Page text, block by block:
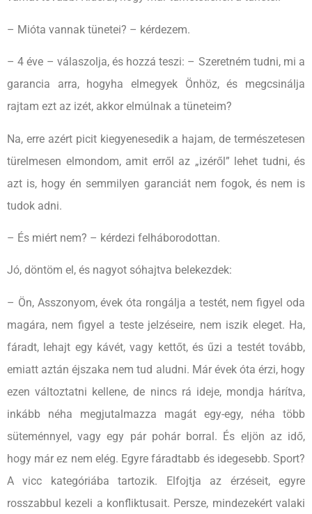
– Mióta vannak tünetei? – kérdezem.
– 4 éve – válaszolja, és hozzá teszi: – Szeretném tudni, mi a
garancia arra, hogyha elmegyek Önhöz, és megcsinálja
rajtam ezt az izét, akkor elmúlnak a tüneteim?
Na, erre azért picit kiegyenesedik a hajam, de természetesen
türelmesen elmondom, amit erről az „izéről” lehet tudni, és
azt is, hogy én semmilyen garanciát nem fogok, és nem is
tudok adni.
– És miért nem? – kérdezi felháborodottan.
Jó, döntöm el, és nagyot sóhajtva belekezdek:
– Ön, Asszonyom, évek óta rongálja a testét, nem figyel oda
magára, nem figyel a teste jelzéseire, nem iszik eleget. Ha,
fáradt, lehajt egy kávét, vagy kettőt, és űzi a testét tovább,
emiatt aztán éjszaka nem tud aludni. Már évek óta érzi, hogy
ezen változtatni kellene, de nincs rá ideje, mondja hárítva,
inkább néha megjutalmazza magát egy-egy, néha több
süteménnyel, vagy egy pár pohár borral. És eljön az idő,
hogy már ez nem elég. Egyre fáradtabb és idegesebb. Sport?
A vicc kategóriába tartozik. Elfojtja az érzéseit, egyre
rosszabbul kezeli a konfliktusait. Persze, mindezekért valaki